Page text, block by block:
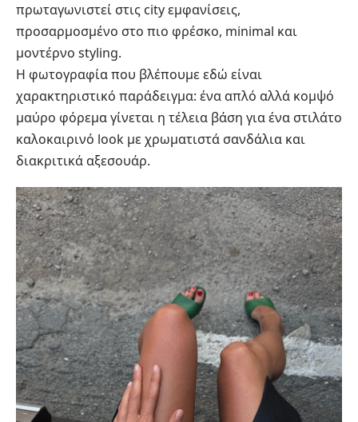
πρωταγωνιστεί στις city εμφανίσεις,
προσαρμοσμένο στο πιο φρέσκο, minimal και
μοντέρνο styling.
Η φωτογραφία που βλέπουμε εδώ είναι
χαρακτηριστικό παράδειγμα: ένα απλό αλλά κομψό
μαύρο φόρεμα γίνεται η τέλεια βάση για ένα στιλάτο
καλοκαιρινό look με χρωματιστά σανδάλια και
διακριτικά αξεσουάρ.